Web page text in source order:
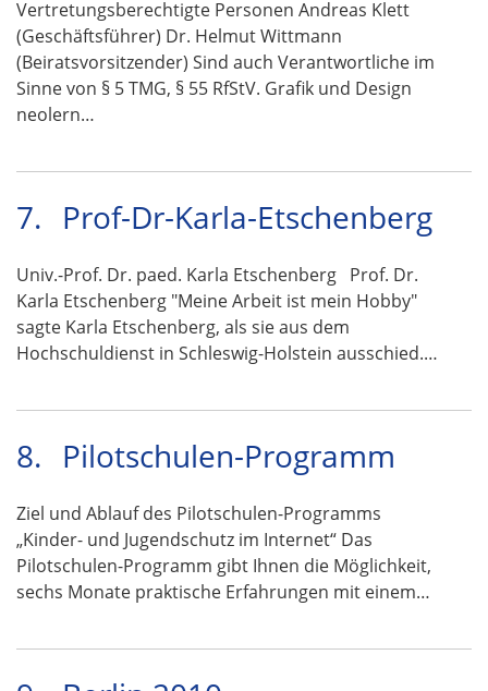
Vertretungsberechtigte Personen Andreas Klett
(Geschäftsführer) Dr. Helmut Wittmann
(Beiratsvorsitzender) Sind auch Verantwortliche im
Sinne von § 5 TMG, § 55 RfStV. Grafik und Design
neolern…
7. Prof-Dr-Karla-Etschenberg
Univ.-Prof. Dr. paed. Karla Etschenberg Prof. Dr.
Karla Etschenberg "Meine Arbeit ist mein Hobby"
sagte Karla Etschenberg, als sie aus dem
Hochschuldienst in Schleswig-Holstein ausschied.…
8. Pilotschulen-Programm
Ziel und Ablauf des Pilotschulen-Programms
„Kinder- und Jugendschutz im Internet“ Das
Pilotschulen-Programm gibt Ihnen die Möglichkeit,
sechs Monate praktische Erfahrungen mit einem…